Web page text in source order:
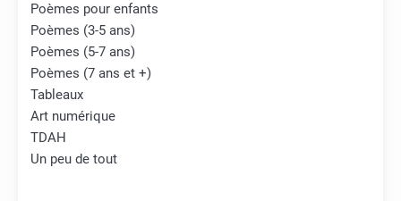
Poèmes pour enfants
Poèmes (3-5 ans)
Poèmes (5-7 ans)
Poèmes (7 ans et +)
Tableaux
Art numérique
TDAH
Un peu de tout